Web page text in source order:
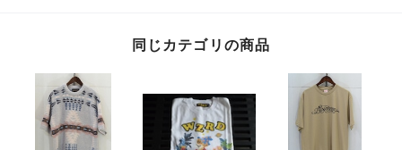
同じカテゴリの商品